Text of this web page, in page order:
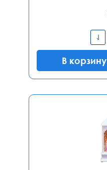
В корзину